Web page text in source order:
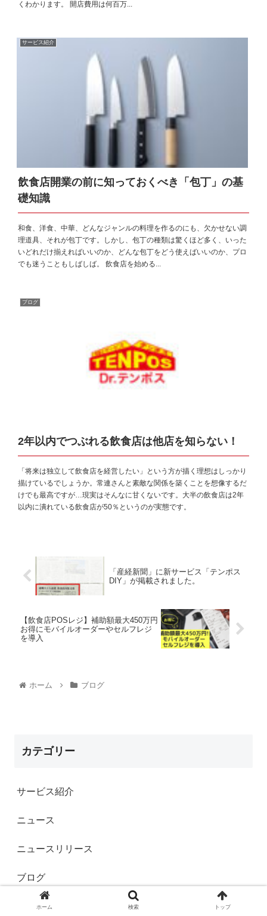
くわかります。 開店費用は何百万...
サービス紹介
飲食店開業の前に知っておくべき「包丁」の基
礎知識
和食、洋食、中華、どんなジャンルの料理を作るのにも、欠かせない調
理道具、それが包丁です。しかし、包丁の種類は驚くほど多く、いった
いどれだけ揃えればいいのか、どんな包丁をどう使えばいいのか、プロ
でも迷うこともしばしば。 飲食店を始める...
ブログ
2年以内でつぶれる飲食店は他店を知らない！
「将来は独立して飲食店を経営したい」という方が描く理想はしっかり
描けているでしょうか。常連さんと素敵な関係を築くことを想像するだ
けでも最高ですが…現実はそんなに甘くないです。大半の飲食店は2年
以内に潰れている飲食店が50％というのが実態です。
「産経新聞」に新サービス「テンポス
DIY」が掲載されました。
【飲食店POSレジ】補助額最大450万円
お得にモバイルオーダーやセルフレジ
を導入
ホーム ブログ
カテゴリー
サービス紹介
ニュース
ニュースリリース
ブログ
メディア掲載
ホーム 検索 トップ